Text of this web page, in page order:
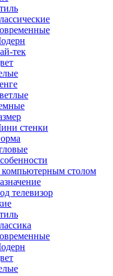
тек
стенки
столом
телевизор